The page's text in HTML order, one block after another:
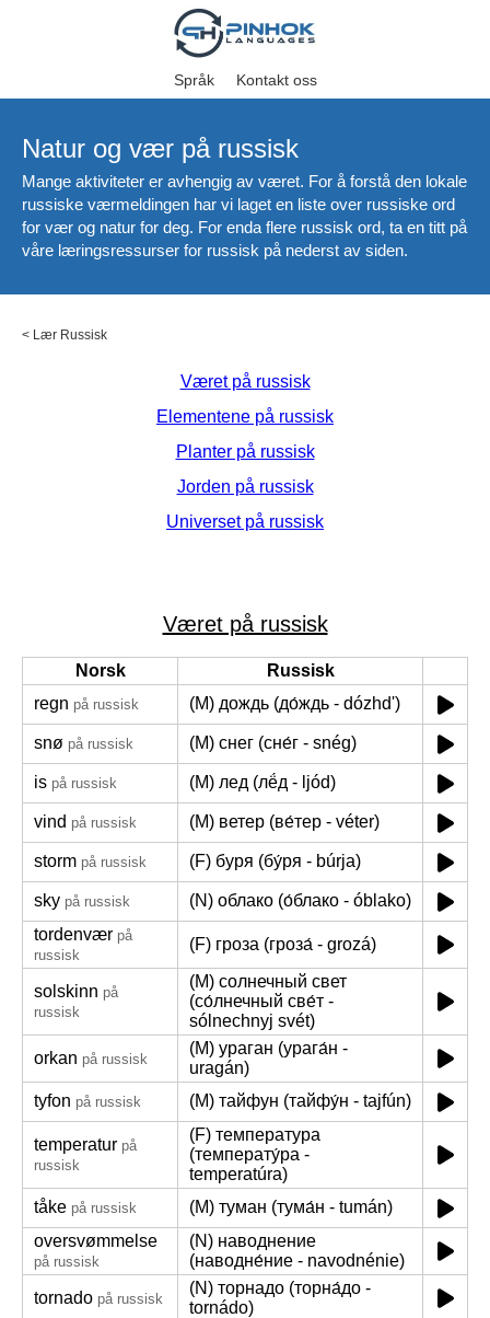
Språk Kontakt oss
Natur og vær på russisk
Mange aktiviteter er avhengig av været. For å forstå den lokale
russiske værmeldingen har vi laget en liste over russiske ord
for vær og natur for deg. For enda flere russisk ord, ta en titt på
våre læringsressurser for russisk på nederst av siden.
< Lær Russisk
Været på russisk
Elementene på russisk
Planter på russisk
Jorden på russisk
Universet på russisk
Været på russisk
Norsk
Russisk
regn på russisk (M) дождь (до́ждь - dózhd')
snø på russisk (M) снег (сне́г - snég)
is på russisk (M) лед (лё́д - ljód)
vind på russisk (M) ветер (ве́тер - véter)
storm på russisk (F) буря (бу́ря - búrja)
sky på russisk
(N) облако (о́блако - óblako)
tordenvær på
russisk
(F) гроза (гроза́ - grozá)
solskinn på
russisk
(M) солнечный свет
(со́лнечный све́т -
sólnechnyj svét)
orkan på russisk
(M) ураган (урага́н -
uragán)
tyfon på russisk (M) тайфун (тайфу́н - tajfún)
temperatur på
russisk
(F) температура
(температу́ра -
temperatúra)
tåke på russisk
(M) туман (тума́н - tumán)
oversvømmelse
på russisk
(N) наводнение
(наводне́ние - navodnénie)
tornado på russisk
(N) торнадо (торна́до -
tornádo)